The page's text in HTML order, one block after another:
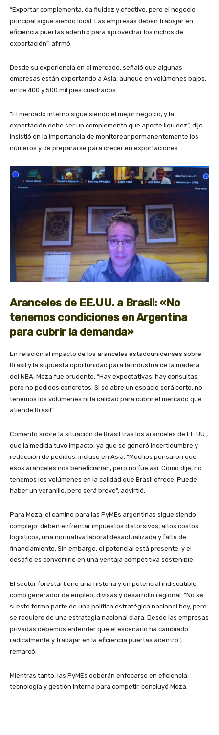
“Exportar complementa, da fluidez y efectivo, pero el negocio
principal sigue siendo local. Las empresas deben trabajar en
eficiencia puertas adentro para aprovechar los nichos de
exportación”, afirmó.
Desde su experiencia en el mercado, señaló que algunas
empresas están exportando a Asia, aunque en volúmenes bajos,
entre 400 y 500 mil pies cuadrados.
“El mercado interno sigue siendo el mejor negocio, y la
exportación debe ser un complemento que aporte liquidez”, dijo.
Insistió en la importancia de monitorear permanentemente los
números y de prepararse para crecer en exportaciones.
Aranceles de EE.UU. a Brasil: «No
tenemos condiciones en Argentina
para cubrir la demanda»
En relación al impacto de los aranceles estadounidenses sobre
Brasil y la supuesta oportunidad para la industria de la madera
del NEA, Meza fue prudente: “Hay expectativas, hay consultas,
pero no pedidos concretos. Si se abre un espacio será corto: no
tenemos los volúmenes ni la calidad para cubrir el mercado que
atiende Brasil”.
Comentó sobre la situación de Brasil tras los aranceles de EE.UU.,
que la medida tuvo impacto, ya que se generó incertidumbre y
reducción de pedidos, incluso en Asia. “Muchos pensaron que
esos aranceles nos beneficiarían, pero no fue así. Como dije, no
tenemos los volúmenes en la calidad que Brasil ofrece. Puede
haber un veranillo, pero será breve”, advirtió.
Para Meza, el camino para las PyMEs argentinas sigue siendo
complejo: deben enfrentar impuestos distorsivos, altos costos
logísticos, una normativa laboral desactualizada y falta de
financiamiento. Sin embargo, el potencial está presente, y el
desafío es convertirlo en una ventaja competitiva sostenible.
El sector forestal tiene una historia y un potencial indiscutible
como generador de empleo, divisas y desarrollo regional. “No sé
si esto forma parte de una política estratégica nacional hoy, pero
se requiere de una estrategia nacional clara. Desde las empresas
privadas debemos entender que el escenario ha cambiado
radicalmente y trabajar en la eficiencia puertas adentro”,
remarcó.
Mientras tanto, las PyMEs deberán enfocarse en eficiencia,
tecnología y gestión interna para competir, concluyó Meza.